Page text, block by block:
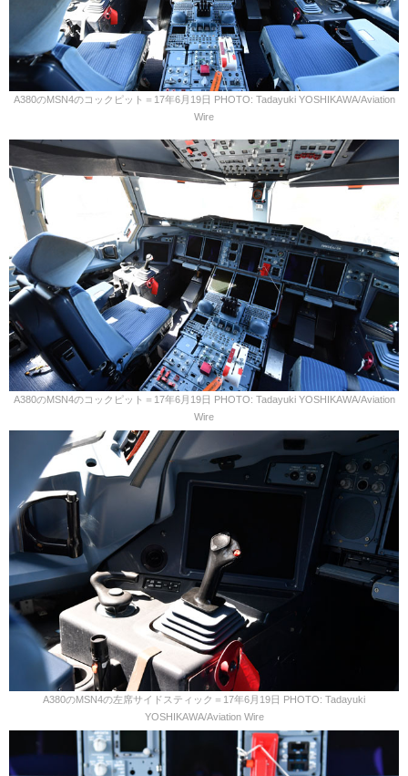
A380のMSN4のコックピット＝17年6月19日 PHOTO: Tadayuki YOSHIKAWA/Aviation
Wire
A380のMSN4のコックピット＝17年6月19日 PHOTO: Tadayuki YOSHIKAWA/Aviation
Wire
A380のMSN4の左席サイドスティック＝17年6月19日 PHOTO: Tadayuki
YOSHIKAWA/Aviation Wire